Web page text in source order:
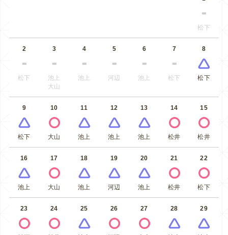
松下
2
松下
3
池上
大山
4
池上
5
河辺
6
池上
7
松下
8
松下
9
松下
10
大山
11
池上
12
池上
13
池上
14
松井
15
松井
16
池上
17
大山
18
池上
19
河辺
20
池上
21
松井
22
松下
23 24 25 26 27 28 29